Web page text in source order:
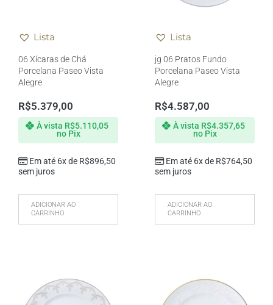
Lista
06 Xícaras de Chá
Porcelana Paseo Vista
Alegre
R$5.379,00
Em até 6x de R$896,50
sem juros
À vista R$5.110,05
no Pix
ADICIONAR AO
CARRINHO
Lista
jg 06 Pratos Fundo
Porcelana Paseo Vista
Alegre
R$4.587,00
Em até 6x de R$764,50
sem juros
À vista R$4.357,65
no Pix
ADICIONAR AO
CARRINHO